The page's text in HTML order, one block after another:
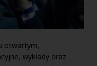
otwartym,
wykłady oraz